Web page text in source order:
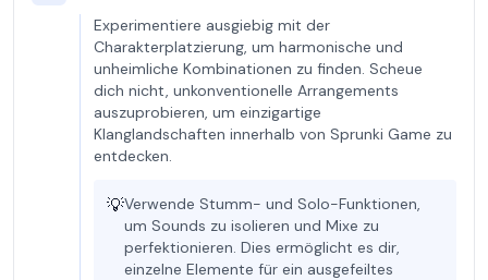
Experimentiere ausgiebig mit der
Charakterplatzierung, um harmonische und
unheimliche Kombinationen zu finden. Scheue
dich nicht, unkonventionelle Arrangements
auszuprobieren, um einzigartige
Klanglandschaften innerhalb von Sprunki Game zu
entdecken.
💡Verwende Stumm- und Solo-Funktionen,
um Sounds zu isolieren und Mixe zu
perfektionieren. Dies ermöglicht es dir,
einzelne Elemente für ein ausgefeiltes